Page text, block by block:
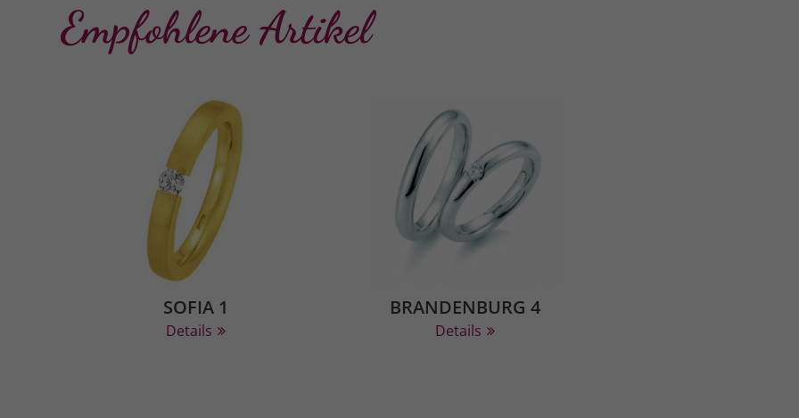
Empfohlene Artikel
SOFIA 1
Details
BRANDENBURG 4
Details